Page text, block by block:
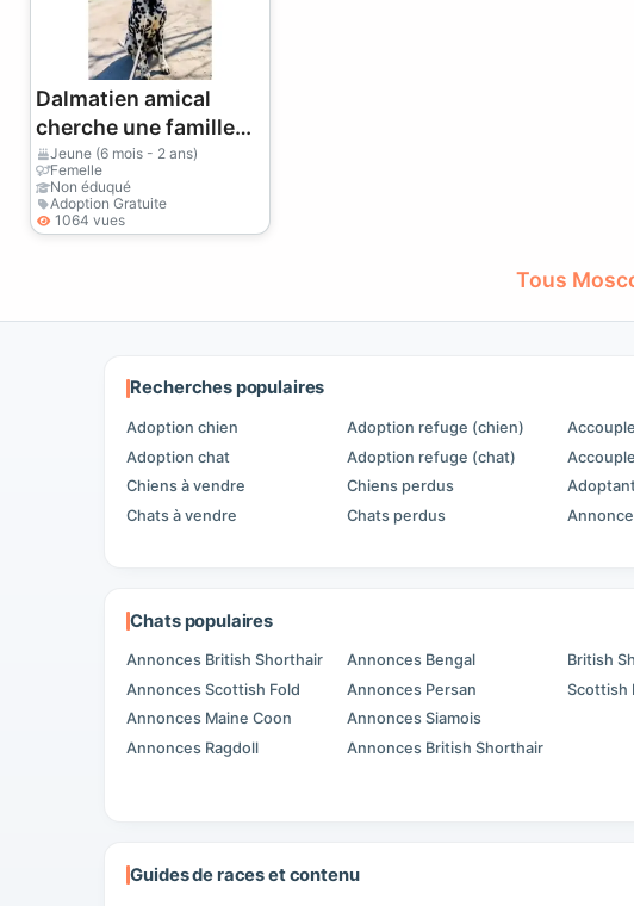
Dalmatien amical
cherche une famille
active
Jeune (6 mois - 2 ans)
Femelle
Non éduqué
Adoption Gratuite
1064 vues
Tous
Recherches populaires
Adoption chien
Adoption chat
Chiens à vendre
Chats à vendre
Adoption refuge (chien)
Adoption refuge (chat)
Chiens perdus
Chats perdus
Chats populaires
Annonces British Shorthair
Annonces Scottish Fold
Annonces Maine Coon
Annonces Ragdoll
Annonces Bengal
Annonces Persan
Annonces Siamois
Annonces British Shorthair
British
Scottish
Guides de races et contenu